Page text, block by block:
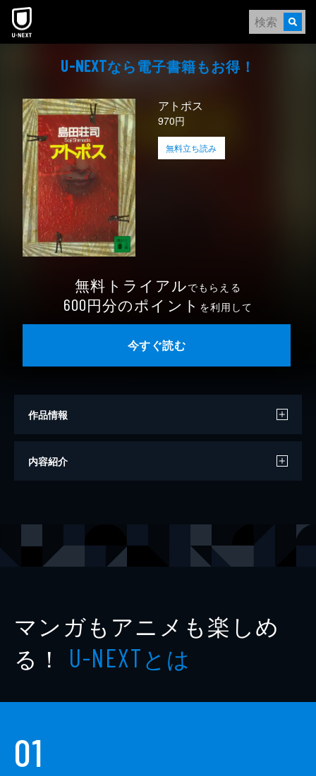
本文へスキップ
U-NEXTなら電⼦書籍もお得！
アトポス
970円
無料立ち読み
無料トライアルでもらえる
600円分のポイント を利用して
今すぐ読む
作品情報
著者
内容紹介
マンガもアニメも楽しめ
る！ U-NEXTとは
01